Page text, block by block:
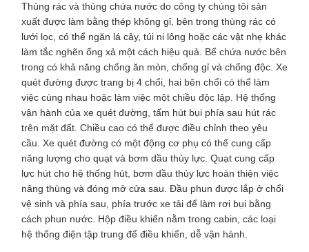
Thùng rác và thùng chứa nước do công ty chúng tôi sản
xuất được làm bằng thép không gỉ, bên trong thùng rác có
lưới lọc, có thể ngăn lá cây, túi ni lông hoặc các vật nhẹ khác
làm tắc nghẽn ống xả một cách hiệu quả. Bể chứa nước bên
trong có khả năng chống ăn mòn, chống gỉ và chống độc. Xe
quét đường được trang bị 4 chổi, hai bên chổi có thể làm
việc cùng nhau hoặc làm việc một chiều độc lập. Hệ thống
vận hành của xe quét đường, tấm hút bụi phía sau hút rác
trên mặt đất. Chiều cao có thể được điều chỉnh theo yêu
cầu. Xe quét đường có một động cơ phụ có thể cung cấp
năng lượng cho quạt và bơm dầu thủy lực. Quạt cung cấp
lực hút cho hệ thống hút, bơm dầu thủy lực hoàn thiện việc
nâng thùng và đóng mở cửa sau. Đầu phun được lắp ở chổi
vệ sinh và phía sau, phía trước xe tải để làm rơi bụi bằng
cách phun nước. Hộp điều khiển nằm trong cabin, các loại
hệ thống điện tập trung để điều khiển, dễ vận hành.